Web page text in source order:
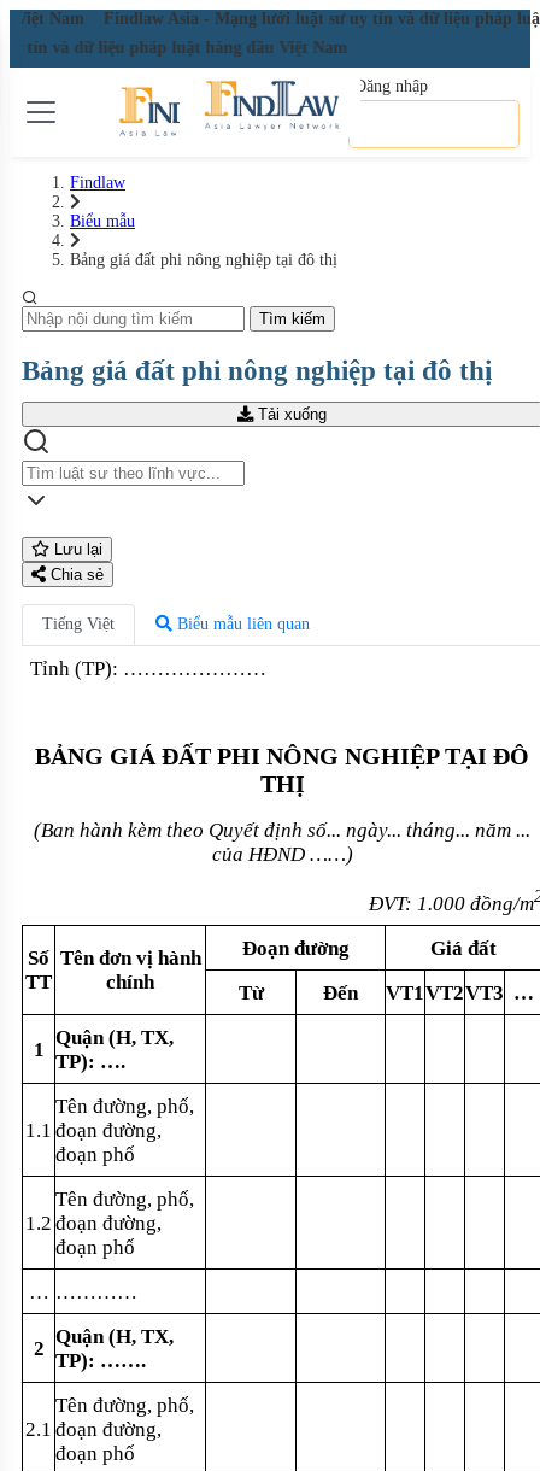
Việt Nam
Findlaw Asia - Mạng lưới luật sư uy tín và dữ liệu pháp
tín và dữ liệu pháp luật hàng đầu Việt Nam
Đăng nhập
Findlaw
Biểu mẫu
Bảng giá đất phi nông nghiệp tại đô thị
Tìm kiếm
Bảng giá đất phi nông nghiệp tại đô thị
Tải xuống
Lưu lại
Chia sẻ
Tiếng Việt Biểu mẫu liên quan
Tỉnh (TP): …………………
BẢNG GIÁ ĐẤT PHI NÔNG NGHIỆP TẠI ĐÔ
THỊ
(Ban hành kèm theo Quyết định số... ngày... tháng... năm ...
của HĐND ……)
ĐVT: 1.000 đồng/m
Số
TT
Tên đơn vị hành
chính
Đoạn đường
Giá đất
Từ
Đến VT1VT2VT3 …
1
Quận (H, TX,
TP): ….
1.1
Tên đường, phố,
đoạn đường,
đoạn phố
1.2
Tên đường, phố,
đoạn đường,
đoạn phố
… …………
2
Quận (H, TX,
TP): …….
2.1
Tên đường, phố,
đoạn đường,
đoạn phố